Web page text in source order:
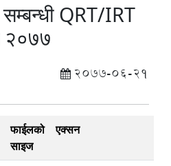
QRT/IRT
२०७७
2077-06-21
फाईलको
साइज
एक्सन